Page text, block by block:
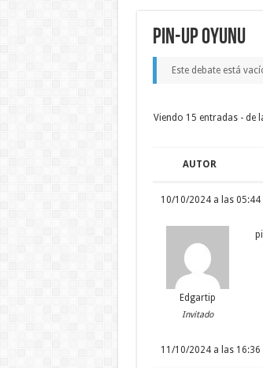
pin-up oyunu
Este debate está
Viendo 15 entradas - de
AUTOR
10/10/2024 a las 05:44
Edgartip
Invitado
11/10/2024 a las 16:36